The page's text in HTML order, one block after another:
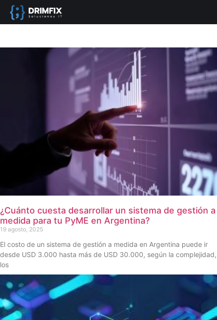
¿Cuánto cuesta desarrollar un sistema de gestión a
medida para tu PyME en Argentina?
19 agosto, 2025
El costo de un sistema de gestión a medida en Argentina puede ir
desde USD 3.000 hasta más de USD 30.000, según la complejidad,
los